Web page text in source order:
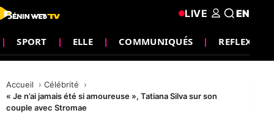
SPORT ELLE COMMUNIQUÉS REFLEXION
LIVE EN
Accueil
Célébrité
« Je n’ai jamais été si amoureuse », Tatiana Silva sur son
couple avec Stromae